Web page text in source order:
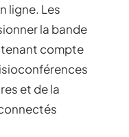
ligne. Les
la bande
tenant compte
et de la